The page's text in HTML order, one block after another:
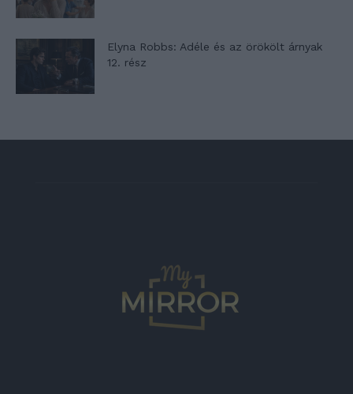
Elyna Robbs: Adéle és az örökölt árnyak
12. rész